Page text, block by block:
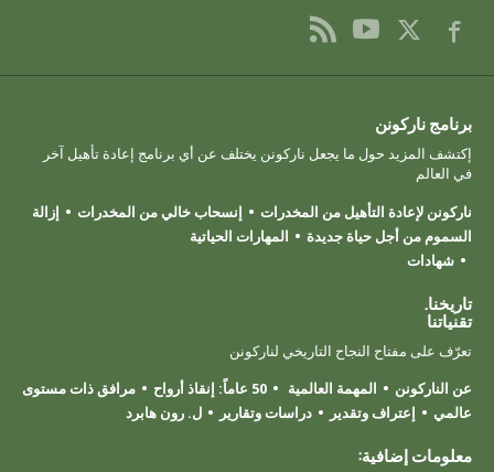
برنامج ناركونن
إكتشف المزيد حول ما يجعل ناركونن يختلف عن أي برنامج إعادة تأهيل آخر
في العالم
ناركونن لإعادة التأهيل من المخدرات
إنسحاب خالي من المخدرات
إزالة
السموم من أجل حياة جديدة
المهارات الحياتية
شهادات
تاريخنا.
تقنياتنا
تعرّف على مفتاح النجاح التاريخي لناركونن
عن الناركونن
المهمة العالمية 50 عاماً: إنقاذ أرواح
مرافق ذات مستوى
عالمي
إعتراف وتقدير دراسات وتقارير ل. رون هابرد
معلومات إضافية: